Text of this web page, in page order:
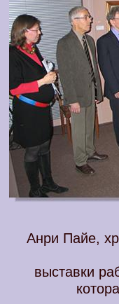
Анри Пайе,
выставки